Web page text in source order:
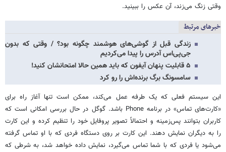
وقتی زنگ می‌زند، آن عکس را ببینید.
خبرهای مرتبط
زندگی قبل از گوشی‌های هوشمند چگونه بود؟ / وقتی که بدون
جی‌پی‌اس آدرس را پیدا می‌کردیم
۵ قابلیت پنهان آیفون که باید همین حالا امتحانشان کنید!
سامسونگ برگ‌ برنده‌اش را رو کرد
این سیستم فعلی که یک طرفه عمل می‌کند، ممکن است تنها آغاز راه برای
«کارت‌های تماس» در برنامه Phone باشد. گوگل در حال بررسی امکانی است که
کاربران بتوانند پس‌زمینه و احتمالاً تصویر پروفایل خود را تنظیم کرده و این کارت
را به دیگران نمایش دهند. این کارت بر روی دستگاه فردی که با او تماس گرفته
می‌شود یا فردی که با شما تماس می‌گیرد، نمایش داده خواهد شد، به شرطی که